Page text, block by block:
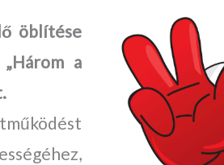
öblítése
a